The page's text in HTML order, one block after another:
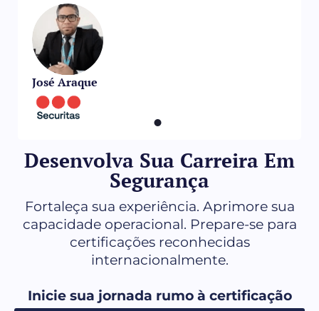
José Araque
Desenvolva Sua Carreira Em
Segurança
Fortaleça sua experiência. Aprimore sua
capacidade operacional. Prepare-se para
certificações reconhecidas
internacionalmente.
Inicie sua jornada rumo à certificação